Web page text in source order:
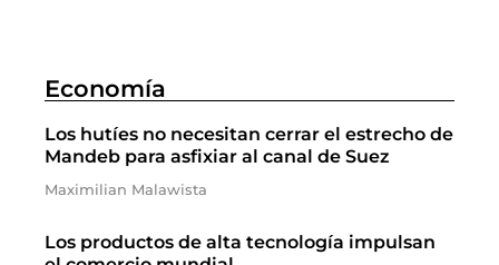
Economía
Los hutíes no necesitan cerrar el estrecho de
Mandeb para asfixiar al canal de Suez
Maximilian Malawista
Los productos de alta tecnología impulsan